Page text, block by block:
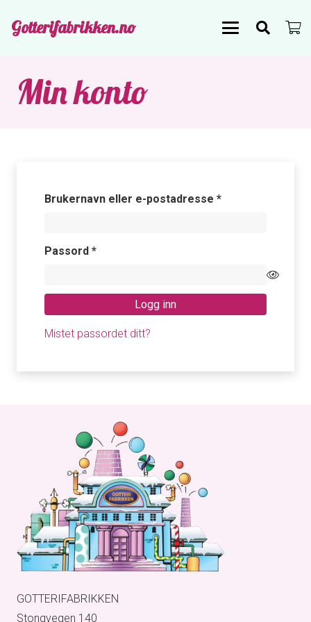
Gotterifabrikken.no
Min konto
Brukernavn eller e-postadresse *Påkrevd
Passord *Påkrevd
Logg inn
Mistet passordet ditt?
GOTTERIFABRIKKEN
Stongvegen 140